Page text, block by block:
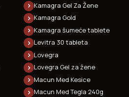
Kamagra Gel Za Žene
Kamagra Gold
Kamagra šumeće tablete
Levitra 30 tableta
Lovegra
Lovegra Gel za žene
Macun Med Kesice
Macun Med Tegla 240g